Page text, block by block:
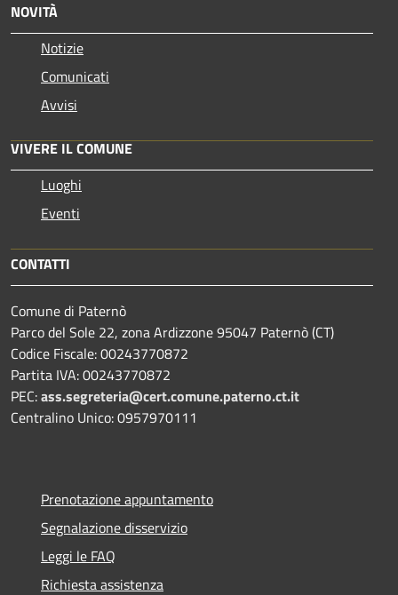
NOVITÀ
Notizie
Comunicati
Avvisi
VIVERE IL COMUNE
Luoghi
Eventi
CONTATTI
Comune di Paternò
Parco del Sole 22, zona Ardizzone 95047 Paternò (CT)
Codice Fiscale: 00243770872
Partita IVA: 00243770872
PEC:ass.segreteria@cert.comune.paterno.ct.it
Centralino Unico: 0957970111
Prenotazione appuntamento
Segnalazione disservizio
Leggi le FAQ
Richiesta assistenza